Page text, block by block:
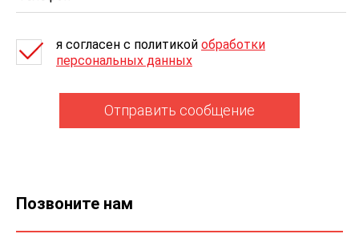
я согласен c политикой обработки
персональных данных
Отправить сообщение
Позвоните нам